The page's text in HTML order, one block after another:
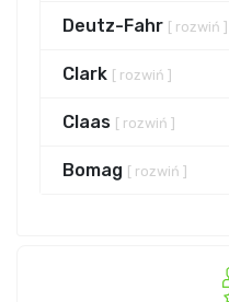
Deutz-Fahr [ rozwiń ]
Clark [ rozwiń ]
Claas [ rozwiń ]
Bomag [ rozwiń ]